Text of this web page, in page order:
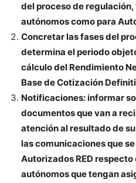
del proceso de
autónomos como para
Concretar las fases del
determina el periodo
cálculo del Rendimiento
Base de Cotización
Notificaciones: informar
documentos que van a
atención al resultado de
las comunicaciones que
Autorizados RED
autónomos que tengan